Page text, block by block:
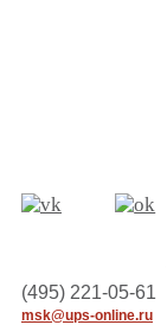
(495) 221-05-61
msk@ups-online.ru